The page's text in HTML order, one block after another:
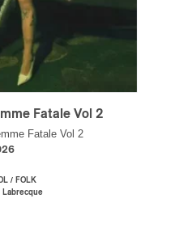
Fatale Vol 2
Fatale Vol 2
/ FOLK
Labrecque